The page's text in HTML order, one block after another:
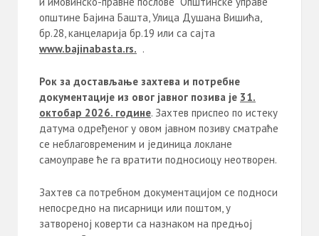
општине Бајина Башта, Улица Душана Вишића,
бр.28, канцеларија бр.19 или са сајта
www.bajinabasta.rs. .
Рок за достављање захтева и потребне
документације из овог јавног позива је 31.
октобар 2026. године. Захтев приспео по истеку
датума одређеног у овом јавном позиву сматраће
се неблаговременим и јединица локлане
самоуправе ће га вратити подносиоцу неотворен.
Захтев са потребном документацијом се подноси
непосредно на писарници или поштом, у
затвореној коверти са назнаком на предњој